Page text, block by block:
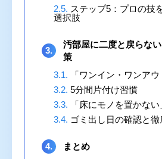
2.5. ステップ5：プロの技
選択肢
3.
汚部屋に二度と戻らな
策
3.1. 「ワンイン・ワンアウ
3.2. 5分間片付け習慣
3.3. 「床にモノを置かな
3.4. ゴミ出し日の確認と徹
4. まとめ